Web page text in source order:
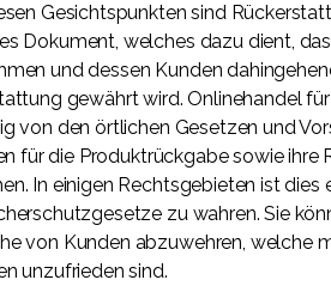
Gesichtspunkten sind
Dokument, welches dazu dient,
und dessen Kunden
gewährt wird. Onlinehandel
von den örtlichen Gesetzen und
für die Produktrückgabe sowie
In einigen Rechtsgebieten ist
zu wahren. Sie
von Kunden abzuwehren, welche
unzufrieden sind.